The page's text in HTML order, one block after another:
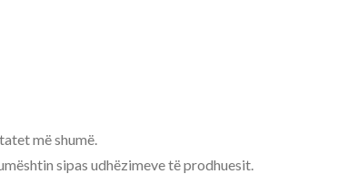
më shumë.
sipas udhëzimeve të prodhuesit.